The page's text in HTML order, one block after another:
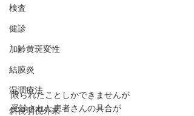
検査
健診
加齢黄斑変性
結膜炎
湿潤療法
斜視弱視外来
限られたことしかできませんが
受診された患者さんの具合が